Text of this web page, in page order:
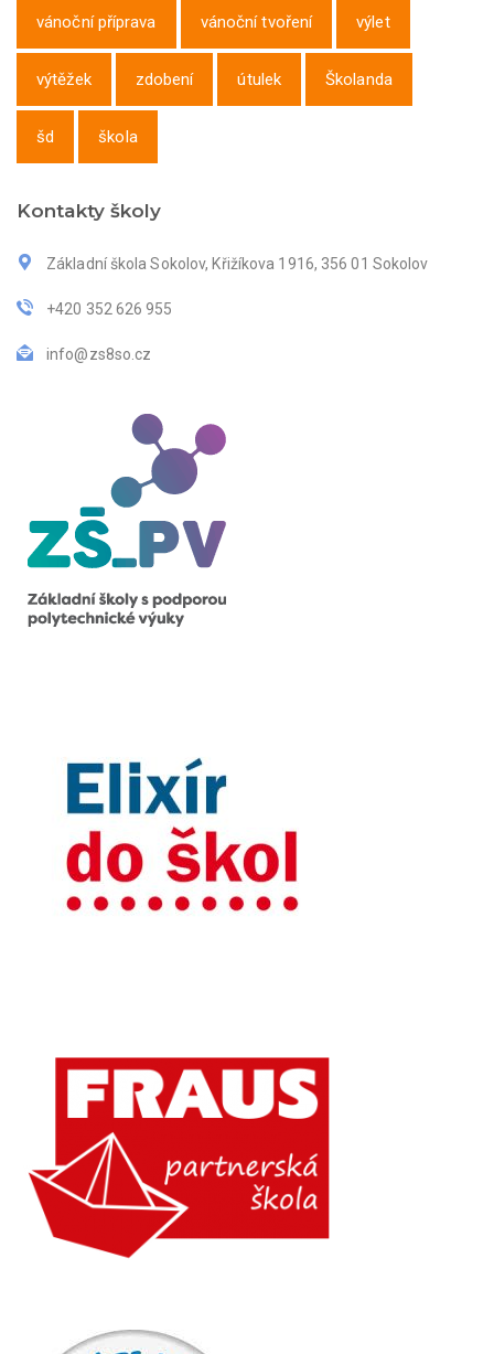
vánoční příprava vánoční tvoření výlet
výtěžek zdobení útulek Školanda
šd škola
Kontakty školy
Základní škola Sokolov, Křižíkova 1916, 356 01 Sokolov
+420 352 626 955
info@zs8so.cz